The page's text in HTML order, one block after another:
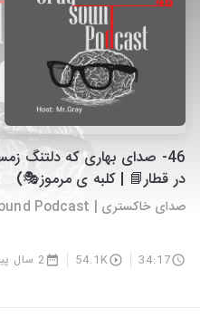
46- صدای بهاری که
در قطار📘 | کلبه ی مرموز🎭)
صدای خاکستری | Gray Sound Podcast
34:17
54.1K 2 سال پیش